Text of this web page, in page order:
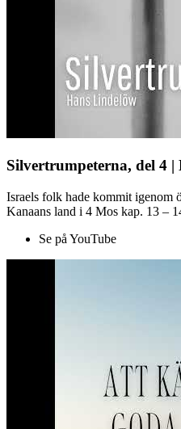
Silvertrumpeterna, del 4
Israels folk hade kommit igenom
Kanaans land i 4 Mos kap. 13 –
Se på YouTube